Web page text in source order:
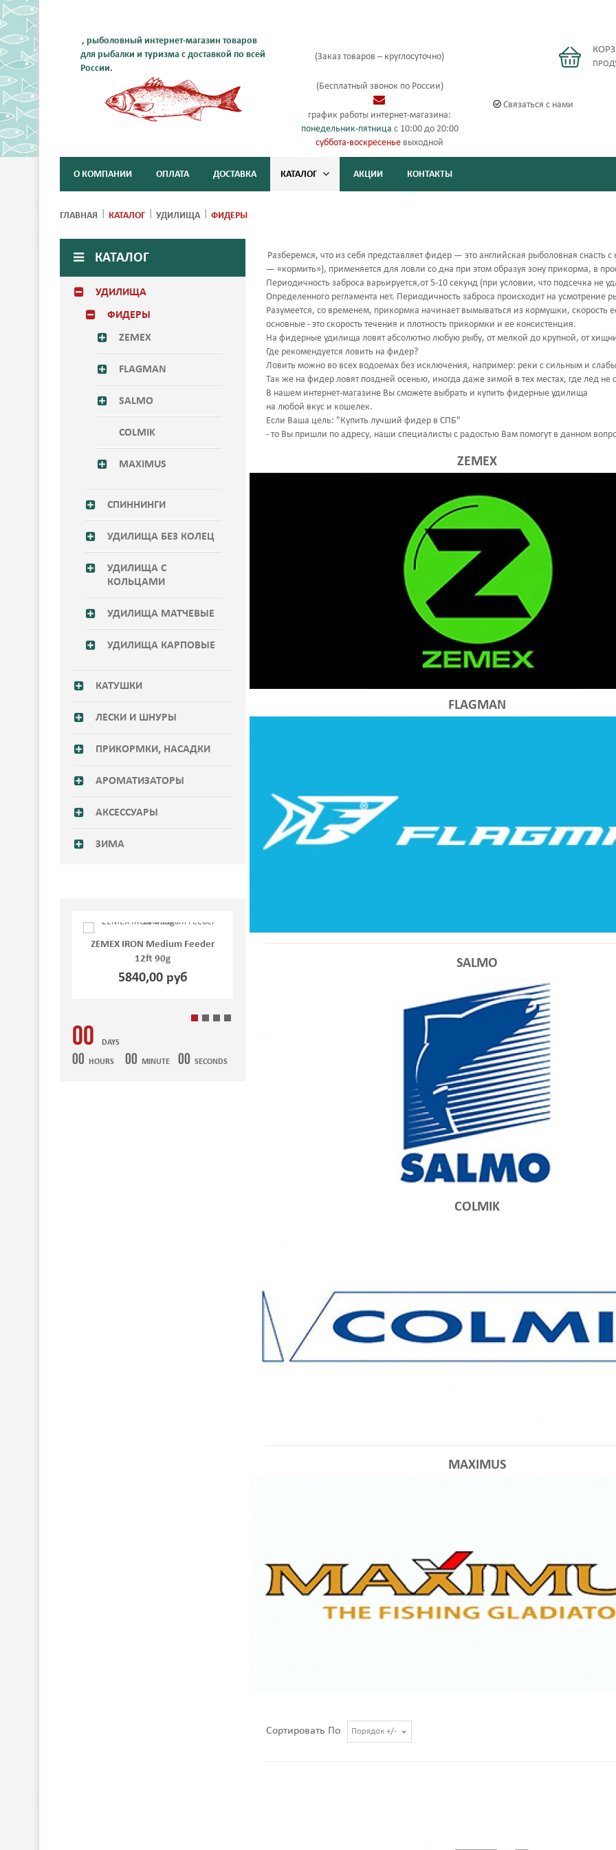
, рыболовный интернет-магазин товаров
для рыбалки и туризма с доставкой по всей
России.
(Заказ товаров – круглосуточно)
(Бесплатный звонок по России)
график работы интернет-магазина:
понедельник-пятница с 10:00 до 20:00
суббота-воскресенье выходной
Связаться с нами
О КОМПАНИИ ОПЛАТА ДОСТАВКА КАТАЛОГ АКЦИИ КОНТАКТЫ
ГЛАВНАЯ КАТАЛОГ УДИЛИЩА ФИДЕРЫ
КАТАЛОГ
УДИЛИЩА
ФИДЕРЫ
ZEMEX
FLAGMAN
SALMO
COLMIK
MAХIMUS
СПИННИНГИ
УДИЛИЩА БЕЗ КОЛЕЦ
УДИЛИЩА С
КОЛЬЦАМИ
УДИЛИЩА МАТЧЕВЫЕ
УДИЛИЩА КАРПОВЫЕ
КАТУШКИ
ЛЕСКИ И ШНУРЫ
ПРИКОРМКИ, НАСАДКИ
АРОМАТИЗАТОРЫ
АКСЕССУАРЫ
ЗИМА
ZEMEX IRON Medium Feeder
5840,00 руб
ZEMEX IRON Medium Feeder
Feeder 13ft 140g
00 DAYS
00 HOURS 00 MINUTE 00 SECONDS
Разберемся, что из себя представляет фидер — это английская рыболовная снасть
— «кормить»), применяется для ловли со дна при этом образуя зону прикорма, в
Периодичность заброса варьируется,от 5-10 секунд (при условии, что подсечка не
Определенного регламента нет. Периодичность заброса происходит на усмотрение
Разумеется, со временем, прикормка начинает вымываться из кормушки, скорость
основные - это скорость течения и плотность прикормки и ее консистенция.
На фидерные удилища ловят абсолютно любую рыбу, от мелкой до крупной, от
Где рекомендуется ловить на фидер?
Ловить можно во всех водоемах без исключения, например: реки с сильным и
Так же на фидер ловят поздней осенью, иногда даже зимой в тех местах, где лед не
В нашем интернет-магазине Вы сможете выбрать и купить фидерные удилища
на любой вкус и кошелек.
Если Ваша цель: "Купить лучший фидер в СПБ"
- то Вы пришли по адресу, наши специалисты с радостью Вам помогут в данном
ZEMEX
FLAGMAN
SALMO
COLMIK
MAХIMUS
Сортировать По Порядок +/-